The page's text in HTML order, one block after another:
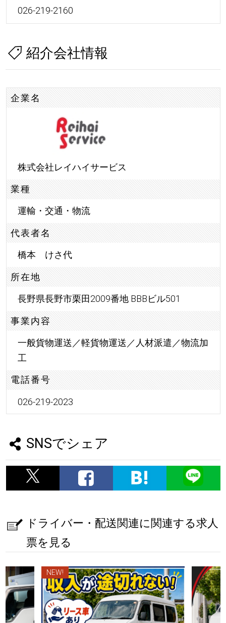
026-219-2160
紹介会社情報
企業名
株式会社レイハイサービス
業種
運輸・交通・物流
代表者名
橋本 けさ代
所在地
長野県長野市栗田2009番地 BBBビル501
事業内容
一般貨物運送／軽貨物運送／人材派遣／物流加
工
電話番号
026-219-2023
SNSでシェア
ドライバー・配送関連に関連する求人
票を見る
NEW!